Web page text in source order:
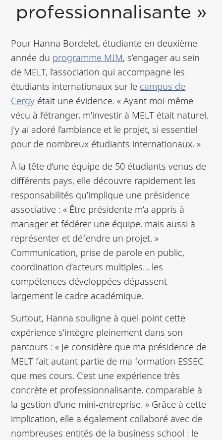
professionnalisante »
Pour Hanna Bordelet, étudiante en deuxième
année du programme MIM, s’engager au sein
de MELT, l’association qui accompagne les
étudiants internationaux sur le campus de
Cergy était une évidence. « Ayant moi-même
vécu à l’étranger, m’investir à MELT était naturel.
J’y ai adoré l’ambiance et le projet, si essentiel
pour de nombreux étudiants internationaux. »
À la tête d’une équipe de 50 étudiants venus de
différents pays, elle découvre rapidement les
responsabilités qu’implique une présidence
associative : « Être présidente m’a appris à
manager et fédérer une équipe, mais aussi à
représenter et défendre un projet. »
Communication, prise de parole en public,
coordination d’acteurs multiples… les
compétences développées dépassent
largement le cadre académique.
Surtout, Hanna souligne à quel point cette
expérience s’intègre pleinement dans son
parcours : « Je considère que ma présidence de
MELT fait autant partie de ma formation ESSEC
que mes cours. C’est une expérience très
concrète et professionnalisante, comparable à
la gestion d’une mini-entreprise. » Grâce à cette
implication, elle a également collaboré avec de
nombreuses entités de la business school : le